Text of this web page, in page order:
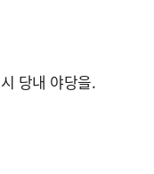
당내 야당을.